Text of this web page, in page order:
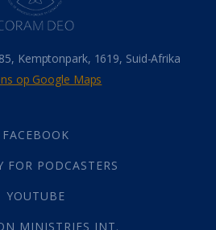
(1)
(19)
liggaam
(27)
Onse Vader(12)
(23)
Kemptonpark, 1619, Suid-Afrika
op Google Maps
FACEBOOK
FOR PODCASTERS
YOUTUBE
MINISTRIES INT.